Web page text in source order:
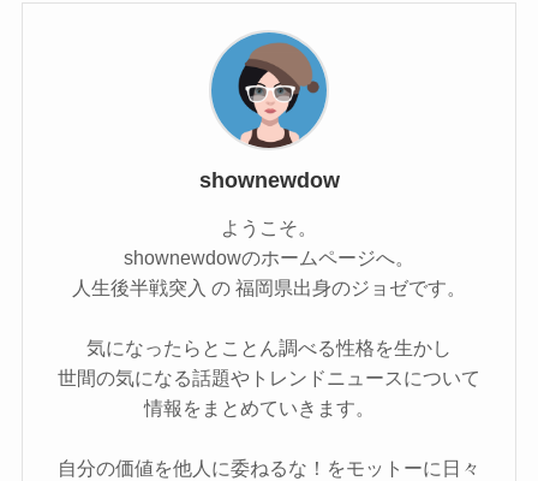
shownewdow
ようこそ。
shownewdowのホームページへ。
人生後半戦突入 の 福岡県出身のジョゼです。
気になったらとことん調べる性格を生かし
世間の気になる話題やトレンドニュースについて
情報をまとめていきます。
自分の価値を他人に委ねるな！をモットーに日々